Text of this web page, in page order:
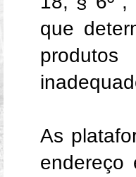
que
As
endereço